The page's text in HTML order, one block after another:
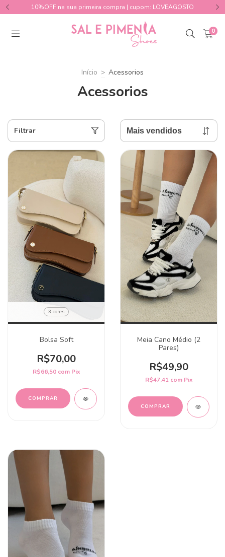
10%OFF na sua primeira compra | cupom: LOVEAGOSTO
0
Início > Acessorios
Acessorios
Filtrar
3 cores
Bolsa Soft
R$70,00
R$66,50 com Pix
COMPRAR
Meia Cano Médio (2
Pares)
R$49,90
R$47,41 com Pix